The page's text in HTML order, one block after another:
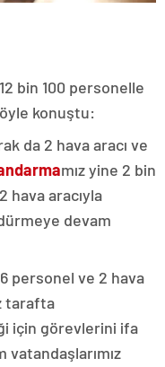
bin 100 personelle
konuştu:
da 2 hava aracı ve
mız yine 2 bin
hava aracıyla
devam
personel ve 2 hava
tarafta
için görevlerini ifa
vatandaşlarımız